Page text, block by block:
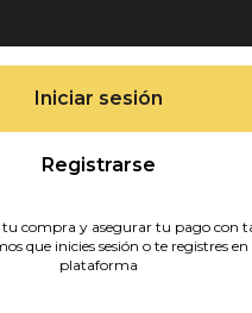
Iniciar sesión
Registrarse
compra y asegurar tu pago con
que inicies sesión o te registres
plataforma